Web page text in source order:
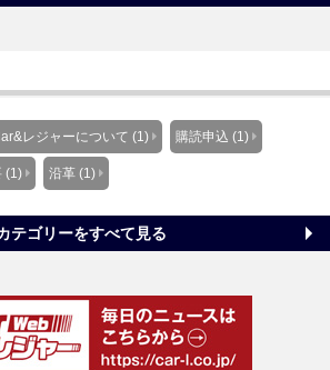
レジャーについて (1) 購読申込 (1)
(1) 沿革 (1)
テゴリーをすべて見る